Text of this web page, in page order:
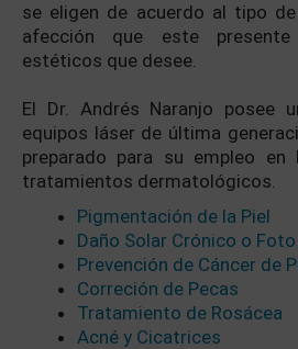
se eligen de acuerdo al tipo
afección que este
estéticos que desee.
El Dr. Andrés Naranjo posee
equipos láser de última
preparado para su empleo en
tratamientos dermatológicos.
Pigmentación de la Piel
Daño Solar Crónico o
Prevención de Cáncer de
Correción de Pecas
Tratamiento de Rosácea
Acné y Cicatrices